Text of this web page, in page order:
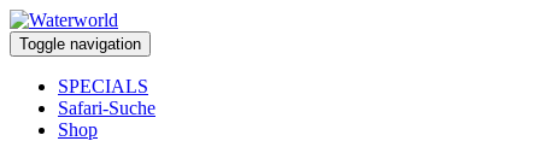
Toggle navigation
SPECIALS
Safari-Suche
Shop